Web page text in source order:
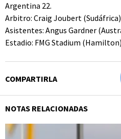
Argentina 22.
Arbitro: Craig Joubert
Asistentes: Angus Gardner
Estadio: FMG Stadium
COMPARTIRLA
NOTAS RELACIONADAS